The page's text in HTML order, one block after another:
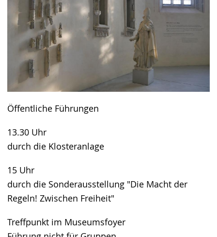
Öffentliche Führungen
13.30 Uhr
durch die Klosteranlage
15 Uhr
durch die Sonderausstellung "Die Macht der
Regeln! Zwischen Freiheit"
Treffpunkt im Museumsfoyer